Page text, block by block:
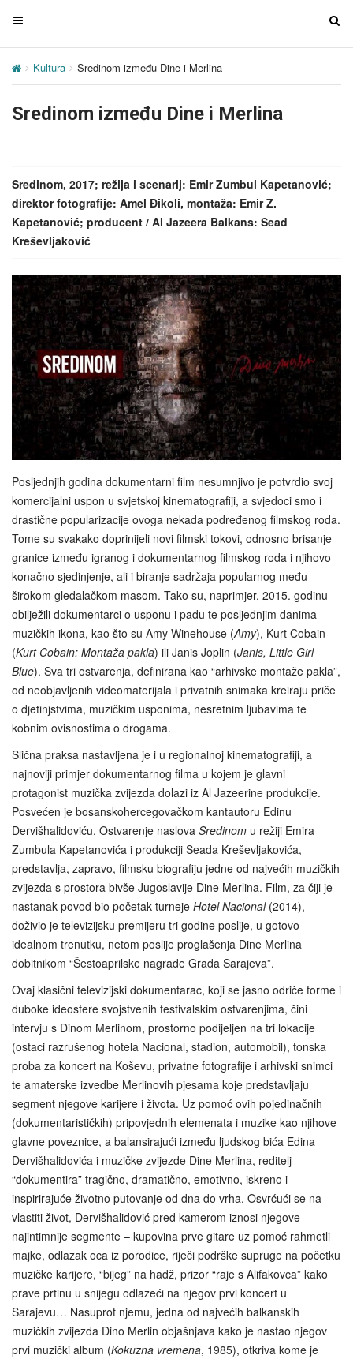
T
g
e
i
g
a
t
o
n
T
i
o
n
Kultura Sredinom između Dine i Merlina
Sredinom između Dine i Merlina
Sredinom, 2017; režija i scenarij: Emir Zumbul Kapetanović;
direktor fotografije: Amel Đikoli, montaža: Emir Z.
Kapetanović; producent / Al Jazeera Balkans: Sead
Kreševljaković
Posljednjih godina dokumentarni film nesumnjivo je potvrdio svoj
komercijalni uspon u svjetskoj kinematografiji, a svjedoci smo i
drastične popularizacije ovoga nekada podređenog filmskog roda.
Tome su svakako doprinijeli novi filmski tokovi, odnosno brisanje
granice između igranog i dokumentarnog filmskog roda i njihovo
konačno sjedinjenje, ali i biranje sadržaja popularnog među
širokom gledalačkom masom. Tako su, naprimjer, 2015. godinu
obilježili dokumentarci o usponu i padu te posljednjim danima
muzičkih ikona, kao što su Amy Winehouse (Amy), Kurt Cobain
(Kurt Cobain: Montaža pakla) ili Janis Joplin (Janis, Little Girl
Blue). Sva tri ostvarenja, definirana kao “arhivske montaže pakla”,
od neobjavljenih videomaterijala i privatnih snimaka kreiraju priče
o djetinjstvima, muzičkim usponima, nesretnim ljubavima te
kobnim ovisnostima o drogama.
Slična praksa nastavljena je i u regionalnoj kinematografiji, a
najnoviji primjer dokumentarnog filma u kojem je glavni
protagonist muzička zvijezda dolazi iz Al Jazeerine produkcije.
Posvećen je bosanskohercegovačkom kantautoru Edinu
Dervišhalidoviću. Ostvarenje naslova Sredinom u režiji Emira
Zumbula Kapetanovića i produkciji Seada Kreševljakovića,
predstavlja, zapravo, filmsku biografiju jedne od najvećih muzičkih
zvijezda s prostora bivše Jugoslavije Dine Merlina. Film, za čiji je
nastanak povod bio početak turneje Hotel Nacional (2014),
doživio je televizijsku premijeru tri godine poslije, u gotovo
idealnom trenutku, netom poslije proglašenja Dine Merlina
dobitnikom “Šestoaprilske nagrade Grada Sarajeva”.
Ovaj klasični televizijski dokumentarac, koji se jasno odriče forme i
duboke ideosfere svojstvenih festivalskim ostvarenjima, čini
intervju s Dinom Merlinom, prostorno podijeljen na tri lokacije
(ostaci razrušenog hotela Nacional, stadion, automobil), tonska
proba za koncert na Koševu, privatne fotografije i arhivski snimci
te amaterske izvedbe Merlinovih pjesama koje predstavljaju
segment njegove karijere i života. Uz pomoć ovih pojedinačnih
(dokumentarističkih) pripovjednih elemenata i muzike kao njihove
glavne poveznice, a balansirajući između ljudskog bića Edina
Dervišhalidovića i muzičke zvijezde Dine Merlina, reditelj
“dokumentira” tragično, dramatično, emotivno, iskreno i
inspirirajuće životno putovanje od dna do vrha. Osvrćući se na
vlastiti život, Dervišhalidović pred kamerom iznosi njegove
najintimnije segmente – kupovina prve gitare uz pomoć rahmetli
majke, odlazak oca iz porodice, riječi podrške supruge na početku
muzičke karijere, “bijeg” na hadž, prizor “raje s Alifakovca” kako
prave prtinu u snijegu odlazeći na njegov prvi koncert u
Sarajevu… Nasuprot njemu, jedna od najvećih balkanskih
muzičkih zvijezda Dino Merlin objašnjava kako je nastao njegov
prvi muzički album (Kokuzna vremena, 1985), otkriva kome je